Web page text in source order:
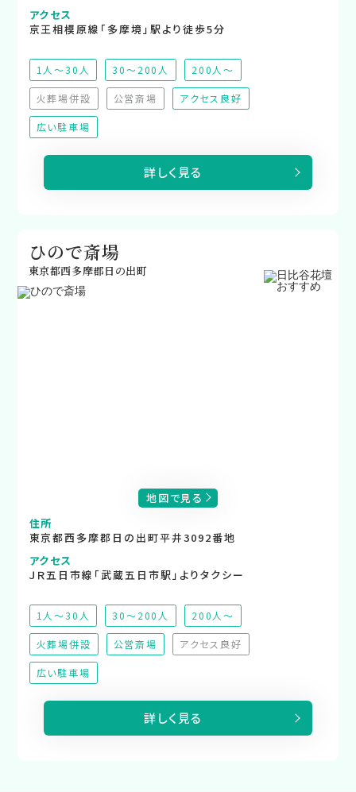
アクセス
京王相模原線「多摩境」駅より徒歩5分
1人～30人 30～200人 200人～
火葬場併設
（非対応）
公営斎場
（非対応）
アクセス良好
広い駐車場
詳しく見る
ひので斎場
東京都西多摩郡日の出町
地図で見る
住所
東京都西多摩郡日の出町平井3092番地
アクセス
ＪＲ五日市線「武蔵五日市駅」よりタクシー
1人～30人 30～200人 200人～
火葬場併設 公営斎場
アクセス良好
（非対応）
広い駐車場
詳しく見る